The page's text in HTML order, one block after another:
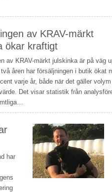
av KRAV-märkt
ökar kraftigt
av KRAV-märkt julskinka är på väg
åren har försäljningen i butik ökat
varje år, både när det gäller
Det visar statistik från
har